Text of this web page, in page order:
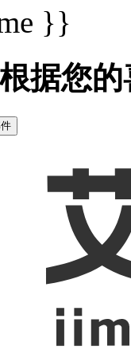
}}
据您